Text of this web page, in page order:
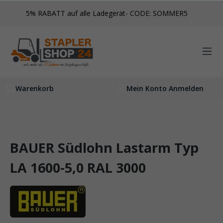
springen
5% RABATT auf alle Ladegerät- CODE: SOMMER5
Mein Konto Anmelden
Warenkorb
BAUER Südlohn Lastarm Typ
LA 1600-5,0 RAL 3000